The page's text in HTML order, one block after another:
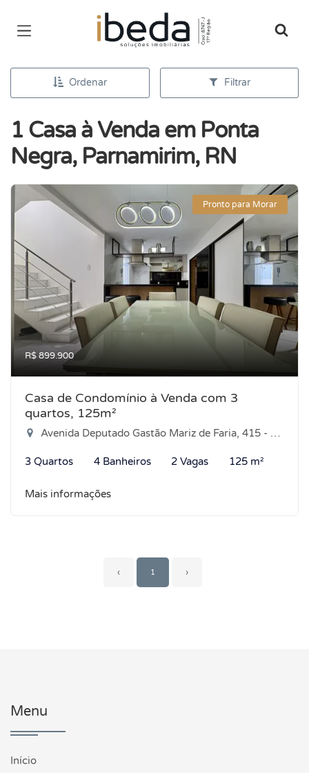
Página inicial
Ordenar Filtrar
1 Casa à Venda em Ponta
Negra, Parnamirim, RN
Pronto para Morar
R$ 899.900
Casa de Condomínio à Venda com 3
quartos, 125m²
Avenida Deputado Gastão Mariz de Faria, 415 - Ponta Negra, Parnamirim-RN
3 Quartos 4 Banheiros 2 Vagas 125 m²
Mais informações
‹ 1 ›
Menu
Início